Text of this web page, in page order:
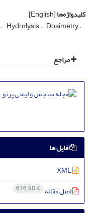
کلیدواژه‌ها[English]
Hydrolysis Dosimetry
مراجع
فایل ها
اصل مقاله 676.98 K